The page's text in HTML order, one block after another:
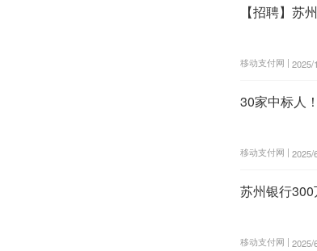
【招聘】苏
移动支付网 | 2025/
30家中标人
移动支付网 | 2025/
苏州银行
移动支付网 | 2025/